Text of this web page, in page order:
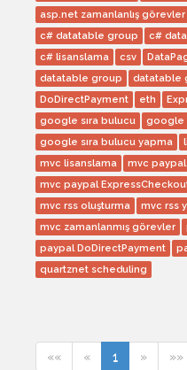
asp.net zamanlanlış görevler
c# datatable group
c#
c# lisanslama
csv
datatable group
datatable
DoDirectPayment
eth
google sıra bulucu
google
google sıra bulucu yapma
mvc lisanslama
mvc paypal
mvc paypal
mvc rss oluşturma
mvc rss
mvc zamanlanmış görevler
paypal DoDirectPayment
quartznet scheduling
«« « 1 » »»